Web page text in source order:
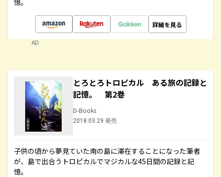
憶。
詳細を見る
AD
とろとろトロピカル ある旅の記録と
記憶。 第2巻
D-Books
2018.03.29 発売
子供の頃から夢見ていた南の島に滞在することになった筆者
が、島で出合うトロピカルでマジカルな45日間の記録と記
憶。